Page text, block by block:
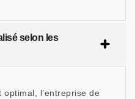
selon les
l’entreprise de